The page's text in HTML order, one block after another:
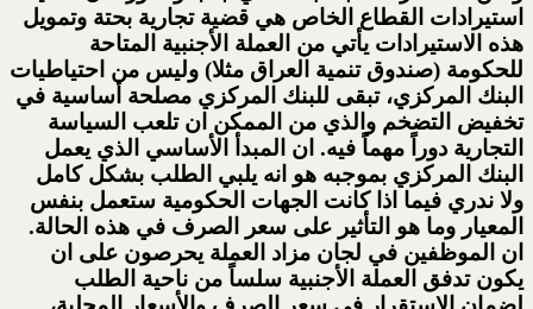
استيرادات القطاع الخاص هي قضية تجارية بحتة وتمويل
هذه الاستيرادات يأتي من العملة الأجنبية المتاحة
للحكومة (صندوق تنمية العراق مثلا) وليس من احتياطيات
البنك المركزي، تبقى للبنك المركزي مصلحة أساسية في
تخفيض التضخم والذي من الممكن ان تلعب السياسة
التجارية دوراً مهماً فيه. ان المبدأ الأساسي الذي يعمل
البنك المركزي بموجبه هو انه يلبي الطلب بشكل كامل
ولا ندري فيما اذا كانت الجهات الحكومية ستعمل بنفس
المعيار وما هو التأثير على سعر الصرف في هذه الحالة.
ان الموظفين في لجان مزاد العملة يحرصون على ان
يكون تدفق العملة الأجنبية سلساً من ناحية الطلب